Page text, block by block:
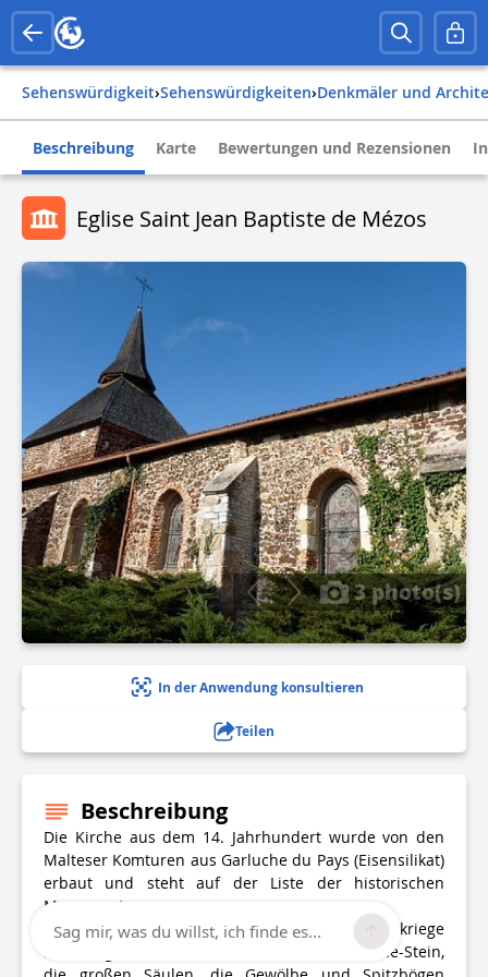
Sehenswürdigkeit› Sehenswürdigkeiten› Denkmäler und
Beschreibung Karte Bewertungen und Rezensionen
Eglise Saint Jean Baptiste de Mézos
3 photo(s)
In der Anwendung konsultieren
Teilen
Beschreibung
Die Kirche aus dem 14. Jahrhundert wurde von den
Malteser Komturen aus Garluche du Pays (Eisensilikat)
erbaut und steht auf der Liste der historischen
Monumente.
Das Mittelschiff (das während der Religionskriege
nicht abgerissen wurde), der Chor aus Garluche-Stein,
Sag mir, was du willst, ich finde es...